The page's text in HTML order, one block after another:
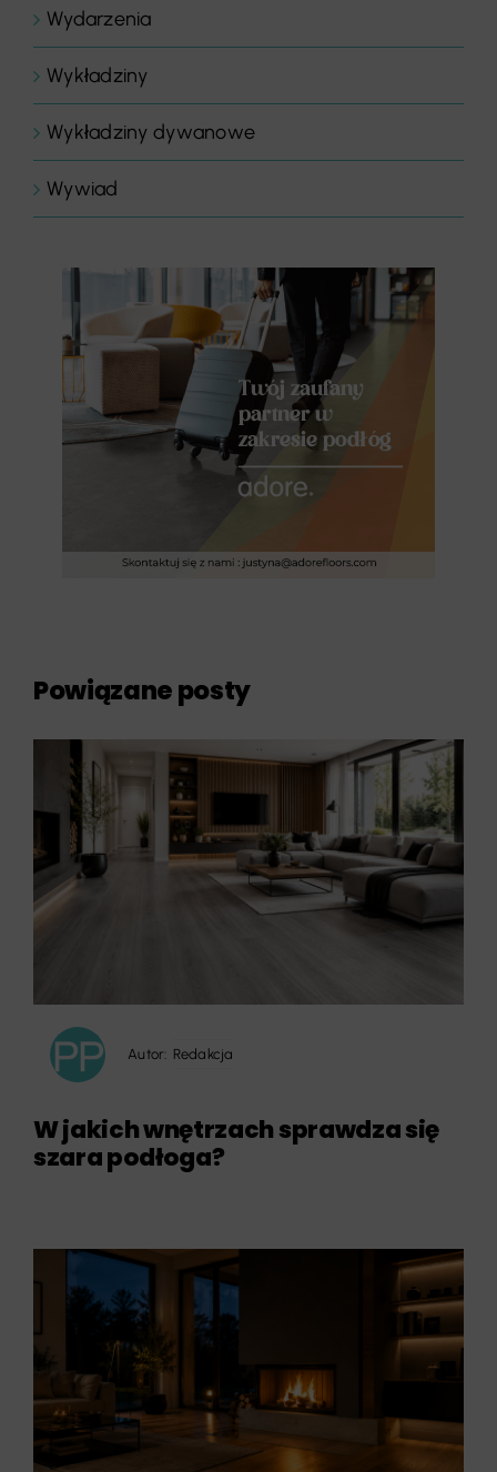
Wydarzenia
Wykładziny
Wykładziny dywanowe
Wywiad
Powiązane posty
Autor: Redakcja
W jakich wnętrzach sprawdza się
szara podłoga?